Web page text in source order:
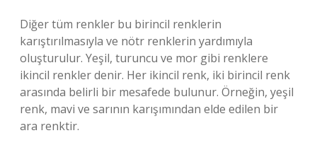
Diğer tüm renkler bu birincil renklerin
karıştırılmasıyla ve nötr renklerin yardımıyla
oluşturulur. Yeşil, turuncu ve mor gibi renklere
ikincil renkler denir. Her ikincil renk, iki birincil renk
arasında belirli bir mesafede bulunur. Örneğin, yeşil
renk, mavi ve sarının karışımından elde edilen bir
ara renktir.